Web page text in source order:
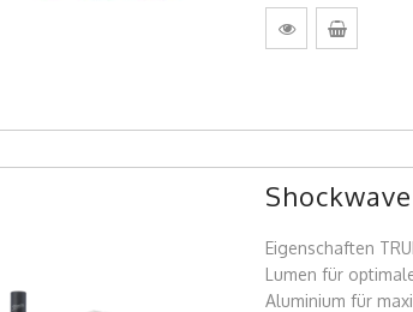
Eigenschaften
Lumen für
Aluminium für